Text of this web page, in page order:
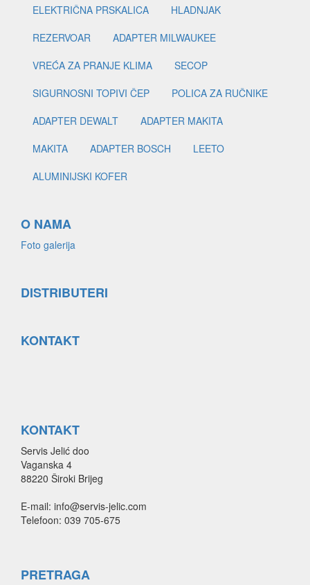
ELEKTRIČNA PRSKALICA
HLADNJAK
REZERVOAR
ADAPTER MILWAUKEE
VREĆA ZA PRANJE KLIMA
SECOP
SIGURNOSNI TOPIVI ČEP
POLICA ZA RUČNIKE
ADAPTER DEWALT
ADAPTER MAKITA
MAKITA
ADAPTER BOSCH
LEETO
ALUMINIJSKI KOFER
O NAMA
Foto galerija
DISTRIBUTERI
KONTAKT
KONTAKT
Servis Jelić doo
Vaganska 4
88220 Široki Brijeg
E-mail: info@servis-jelic.com
Telefoon: 039 705-675
PRETRAGA